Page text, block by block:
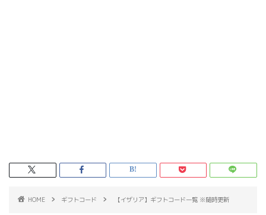
HOME ギフトコード 【イザリア】ギフトコード一覧 ※随時更新